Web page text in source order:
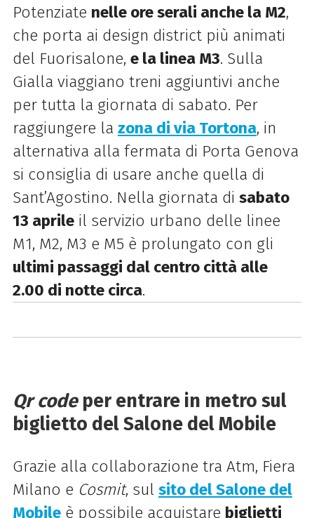
Potenziate nelle ore serali anche la M2,
che porta ai design district più animati
del Fuorisalone, e la linea M3. Sulla
Gialla viaggiano treni aggiuntivi anche
per tutta la giornata di sabato. Per
raggiungere la zona di via Tortona, in
alternativa alla fermata di Porta Genova
si consiglia di usare anche quella di
Sant’Agostino. Nella giornata di sabato
13 aprileil servizio urbano delle linee
M1, M2, M3 e M5 è prolungato con gli
ultimi passaggi dal centro città alle
2.00 di notte circa.
Qr codeper entrare in metro sul
biglietto del Salone del Mobile
Grazie alla collaborazione tra Atm, Fiera
Milano e Cosmit, sul sito del Salone del
Mobileè possibile acquistare biglietti